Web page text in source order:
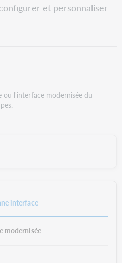
et personnaliser
ou l'interface modernisée du
interface
modernisée